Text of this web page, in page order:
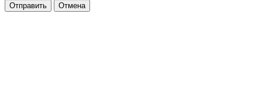
Отправить Отмена